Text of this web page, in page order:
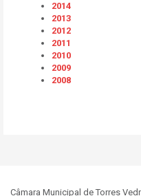
2014
2013
2012
2011
2010
2009
2008
Câmara Municipal de Torres